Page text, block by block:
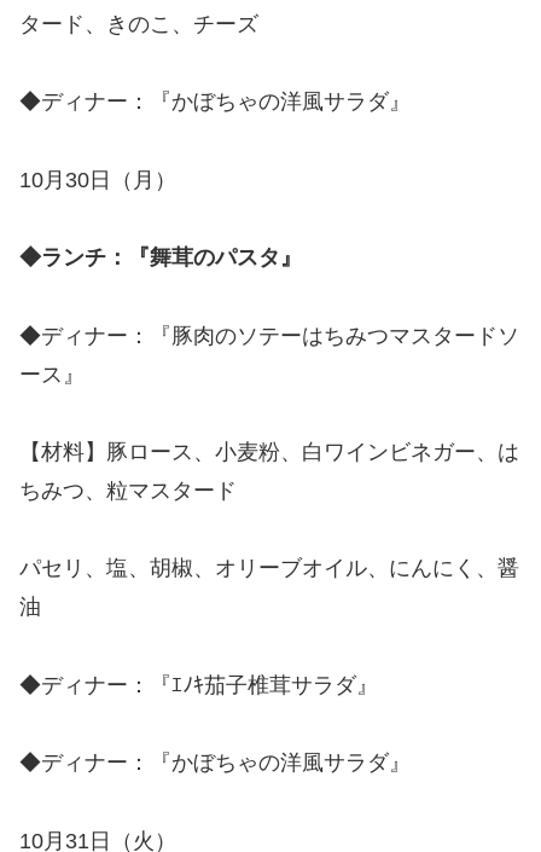
タード、きのこ、チーズ
◆ディナー：『かぼちゃの洋風サラダ』
10月30日（月）
◆ランチ：『舞茸のパスタ』
◆ディナー：『豚肉のソテーはちみつマスタードソ
ース』
【材料】豚ロース、小麦粉、白ワインビネガー、は
ちみつ、粒マスタード
パセリ、塩、胡椒、オリーブオイル、にんにく、醤
油
◆ディナー：『ｴﾉｷ茄子椎茸サラダ』
◆ディナー：『かぼちゃの洋風サラダ』
10月31日（火）